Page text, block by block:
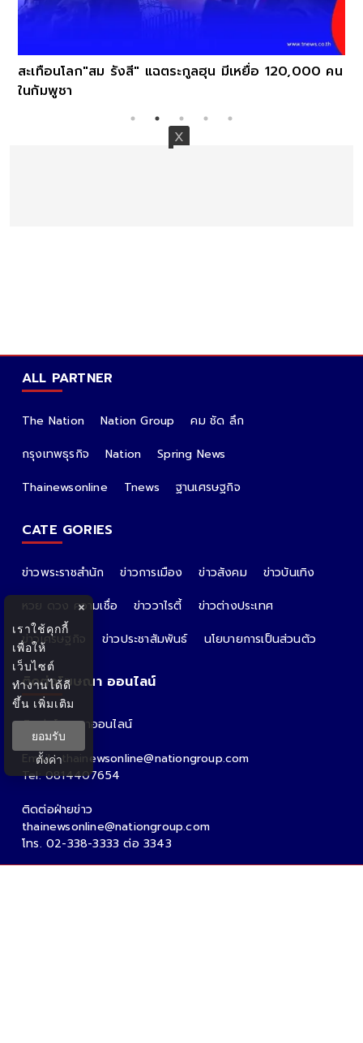
สะเทือนโลก"สม รังสี" แฉตระกูลฮุน มีเหยื่อ 120,000 คน
ในกัมพูชา
ALL PARTNER
The Nation Nation Group
คม ชัด ลึก
กรุงเทพธุรกิจ
Nation
Spring News
Thainewsonline
Tnews ฐานเศรษฐกิจ
CATE GORIES
ข่าวพระราชสำนัก ข่าวการเมือง ข่าวสังคม
ข่าวบันเทิง
หวย ดวง ความเชื่อ
ข่าววาไรตี้
ข่าวต่างประเทศ
ข่าวเศรษฐกิจ
ข่าวประชาสัมพันธ์ นโยบายการเป็นส่วนตัว
ติดต่อโฆษณา ออนไลน์
ติดต่อโฆษณาออนไลน์
คุณอ้อ
Email : thainewsonline@nationgroup.com
Tel: 0814407654
ติดต่อฝ่ายข่าว
thainewsonline@nationgroup.com
โทร. 02-338-3333 ต่อ 3343
×
เราใช้คุกกี้
เพื่อให้
เว็บไซต์
ทำงานได้ดี
ขึ้น เพิ่มเติม
ยอมรับ
ตั้งค่า